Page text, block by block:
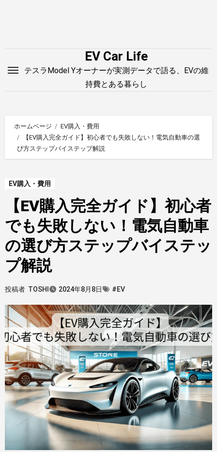
EV Car Life
テスラModel Yオーナーが実測データで語る、EVの維
持費とある暮らし
ホームページ
EV購入・費用
【EV購入完全ガイド】初心者でも失敗しない！電気自動車の選
び方ステップバイステップ解説
EV購入・費用
【EV購入完全ガイド】初心者
でも失敗しない！電気自動車
の選び方ステップバイステッ
プ解説
投稿者 TOSHI 2024年8月8日 #EV